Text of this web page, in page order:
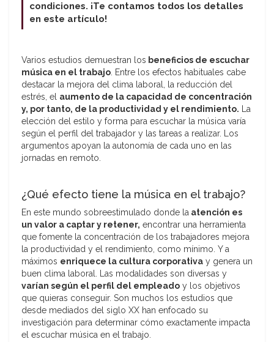
condiciones. ¡Te contamos todos los detalles
en este artículo!
Varios estudios demuestran los beneficios de escuchar
música en el trabajo. Entre los efectos habituales cabe
destacar la mejora del clima laboral, la reducción del
estrés, el aumento de la capacidad de concentración
y, por tanto, de la productividad y el rendimiento. La
elección del estilo y forma para escuchar la música varía
según el perfil del trabajador y las tareas a realizar. Los
argumentos apoyan la autonomía de cada uno en las
jornadas en remoto.
¿Qué efecto tiene la música en el trabajo?
En este mundo sobreestimulado donde la atención es
un valor a captar y retener, encontrar una herramienta
que fomente la concentración de los trabajadores mejora
la productividad y el rendimiento, como mínimo. Y a
máximos enriquece la cultura corporativa y genera un
buen clima laboral. Las modalidades son diversas y
varían según el perfil del empleado y los objetivos
que quieras conseguir. Son muchos los estudios que
desde mediados del siglo XX han enfocado su
investigación para determinar cómo exactamente impacta
el escuchar música en el trabajo.